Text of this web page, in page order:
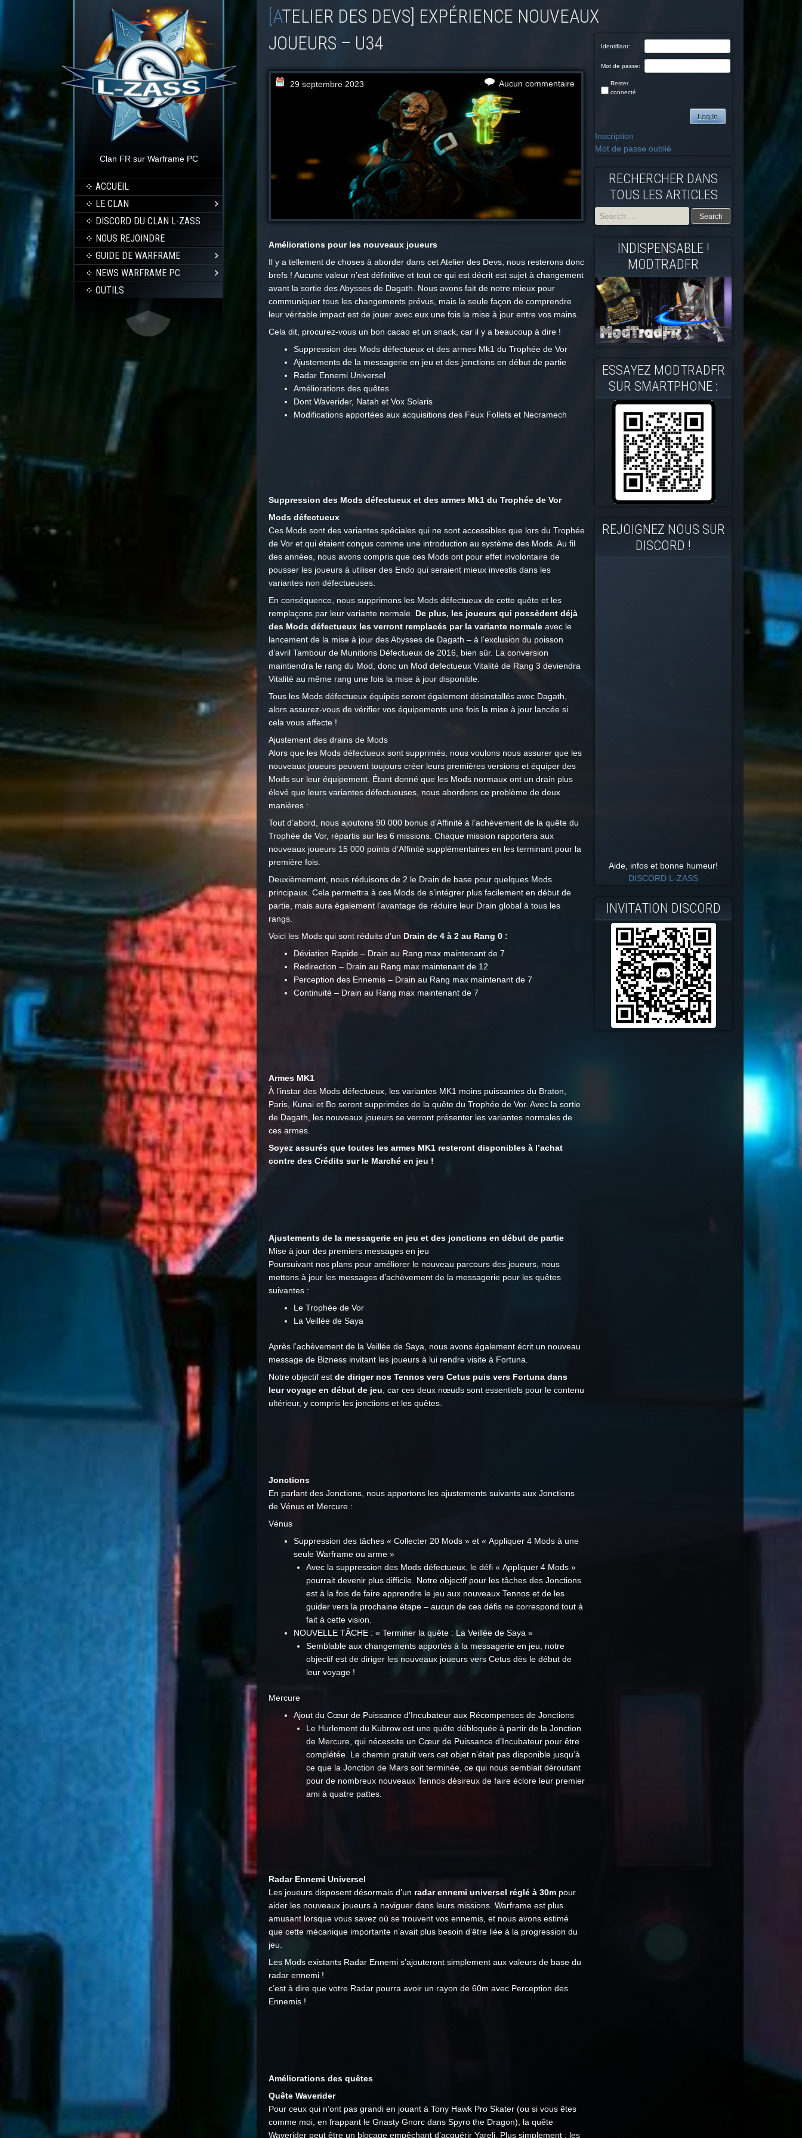
Clan FR sur Warframe PC
ACCUEIL
LE CLAN
DISCORD DU CLAN L-ZASS
NOUS REJOINDRE
GUIDE DE WARFRAME
NEWS WARFRAME PC
OUTILS
[ATELIER DES DEVS] EXPÉRIENCE NOUVEAUX
JOUEURS – U34
29 septembre 2023 Aucun commentaire
Améliorations pour les nouveaux joueurs
Il y a tellement de choses à aborder dans cet Atelier des Devs, nous resterons donc
brefs ! Aucune valeur n’est définitive et tout ce qui est décrit est sujet à changement
avant la sortie des Abysses de Dagath. Nous avons fait de notre mieux pour
communiquer tous les changements prévus, mais la seule façon de comprendre
leur véritable impact est de jouer avec eux une fois la mise à jour entre vos mains.
Cela dit, procurez-vous un bon cacao et un snack, car il y a beaucoup à dire !
Suppression des Mods défectueux et des armes Mk1 du Trophée de Vor
Ajustements de la messagerie en jeu et des jonctions en début de partie
Radar Ennemi Universel
Améliorations des quêtes
Dont Waverider, Natah et Vox Solaris
Modifications apportées aux acquisitions des Feux Follets et Necramech
Suppression des Mods défectueux et des armes Mk1 du Trophée de Vor
Mods défectueux
Ces Mods sont des variantes spéciales qui ne sont accessibles que lors du Trophée
de Vor et qui étaient conçus comme une introduction au système des Mods. Au fil
des années, nous avons compris que ces Mods ont pour effet involontaire de
pousser les joueurs à utiliser des Endo qui seraient mieux investis dans les
variantes non défectueuses.
En conséquence, nous supprimons les Mods défectueux de cette quête et les
remplaçons par leur variante normale. De plus, les joueurs qui possèdent déjà
des Mods défectueux les verront remplacés par la variante normale avec le
lancement de la mise à jour des Abysses de Dagath – à l’exclusion du poisson
d’avril Tambour de Munitions Défectueux de 2016, bien sûr. La conversion
maintiendra le rang du Mod, donc un Mod defectueux Vitalité de Rang 3 deviendra
Vitalité au même rang une fois la mise à jour disponible.
Tous les Mods défectueux équipés seront également désinstallés avec Dagath,
alors assurez-vous de vérifier vos équipements une fois la mise à jour lancée si
cela vous affecte !
Ajustement des drains de Mods
Alors que les Mods défectueux sont supprimés, nous voulons nous assurer que les
nouveaux joueurs peuvent toujours créer leurs premières versions et équiper des
Mods sur leur équipement. Étant donné que les Mods normaux ont un drain plus
élevé que leurs variantes défectueuses, nous abordons ce problème de deux
manières :
Tout d’abord, nous ajoutons 90 000 bonus d’Affinité à l’achèvement de la quête du
Trophée de Vor, répartis sur les 6 missions. Chaque mission rapportera aux
nouveaux joueurs 15 000 points d’Affinité supplémentaires en les terminant pour la
première fois.
Deuxièmement, nous réduisons de 2 le Drain de base pour quelques Mods
principaux. Cela permettra à ces Mods de s’intégrer plus facilement en début de
partie, mais aura également l’avantage de réduire leur Drain global à tous les
rangs.
Voici les Mods qui sont réduits d’un Drain de 4 à 2 au Rang 0 :
Déviation Rapide – Drain au Rang max maintenant de 7
Redirection – Drain au Rang max maintenant de 12
Perception des Ennemis – Drain au Rang max maintenant de 7
Continuité – Drain au Rang max maintenant de 7
Armes MK1
À l’instar des Mods défectueux, les variantes MK1 moins puissantes du Braton,
Paris, Kunai et Bo seront supprimées de la quête du Trophée de Vor. Avec la sortie
de Dagath, les nouveaux joueurs se verront présenter les variantes normales de
ces armes.
Soyez assurés que toutes les armes MK1 resteront disponibles à l’achat
contre des Crédits sur le Marché en jeu !
Ajustements de la messagerie en jeu et des jonctions en début de partie
Mise à jour des premiers messages en jeu
Poursuivant nos plans pour améliorer le nouveau parcours des joueurs, nous
mettons à jour les messages d’achèvement de la messagerie pour les quêtes
suivantes :
Le Trophée de Vor
La Veillée de Saya
Après l’achèvement de la Veillée de Saya, nous avons également écrit un nouveau
message de Bizness invitant les joueurs à lui rendre visite à Fortuna.
Notre objectif est de diriger nos Tennos vers Cetus puis vers Fortuna dans
leur voyage en début de jeu , car ces deux nœuds sont essentiels pour le contenu
ultérieur, y compris les jonctions et les quêtes.
Jonctions
En parlant des Jonctions, nous apportons les ajustements suivants aux Jonctions
de Vénus et Mercure :
Vénus
Suppression des tâches « Collecter 20 Mods » et « Appliquer 4 Mods à une
seule Warframe ou arme »
Avec la suppression des Mods défectueux, le défi « Appliquer 4 Mods »
pourrait devenir plus difficile. Notre objectif pour les tâches des Jonctions
est à la fois de faire apprendre le jeu aux nouveaux Tennos et de les
guider vers la prochaine étape – aucun de ces défis ne correspond tout à
fait à cette vision.
NOUVELLE TÂCHE : « Terminer la quête : La Veillée de Saya »
Semblable aux changements apportés à la messagerie en jeu, notre
objectif est de diriger les nouveaux joueurs vers Cetus dès le début de
leur voyage !
Mercure
Ajout du Cœur de Puissance d’Incubateur aux Récompenses de Jonctions
Le Hurlement du Kubrow est une quête débloquée à partir de la Jonction
de Mercure, qui nécessite un Cœur de Puissance d’Incubateur pour être
complétée. Le chemin gratuit vers cet objet n’était pas disponible jusqu’à
ce que la Jonction de Mars soit terminée, ce qui nous semblait déroutant
pour de nombreux nouveaux Tennos désireux de faire éclore leur premier
ami à quatre pattes.
Radar Ennemi Universel
Les joueurs disposent désormais d’un radar ennemi universel réglé à 30m pour
aider les nouveaux joueurs à naviguer dans leurs missions. Warframe est plus
amusant lorsque vous savez où se trouvent vos ennemis, et nous avons estimé
que cette mécanique importante n’avait plus besoin d’être liée à la progression du
jeu.
Les Mods existants Radar Ennemi s’ajouteront simplement aux valeurs de base du
radar ennemi !
c’est à dire que votre Radar pourra avoir un rayon de 60m avec Perception des
Ennemis !
Améliorations des quêtes
Quête Waverider
Pour ceux qui n’ont pas grandi en jouant à Tony Hawk Pro Skater (ou si vous êtes
comme moi, en frappant le Gnasty Gnorc dans Spyro the Dragon), la quête
Waverider peut être un blocage empêchant d’acquérir Yareli. Plus simplement : les
Identifiant:
Mot de passe:
Rester
connecté
Log In
Inscription
Mot de passe oublié
RECHERCHER DANS
TOUS LES ARTICLES
Search
for:
INDISPENSABLE !
MODTRADFR
ESSAYEZ MODTRADFR
SUR SMARTPHONE :
REJOIGNEZ NOUS SUR
DISCORD !
Aide, infos et bonne humeur!
DISCORD L-ZASS
INVITATION DISCORD